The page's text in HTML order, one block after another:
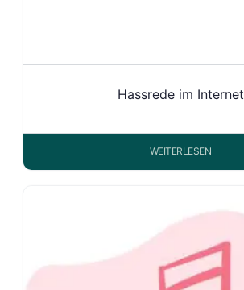
Hassrede im Internet
WEITERLESEN